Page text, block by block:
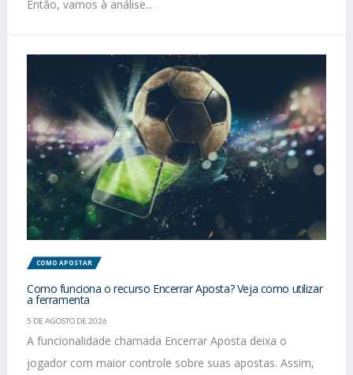
Então, vamos à análise...
COMO APOSTAR
Como funciona o recurso Encerrar Aposta? Veja como utilizar
a ferramenta
5 DE AGOSTO DE 2026
A funcionalidade chamada Encerrar Aposta deixa o
jogador com maior controle sobre suas apostas. Assim,